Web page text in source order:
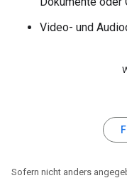
Video- und
Sofern nicht anders